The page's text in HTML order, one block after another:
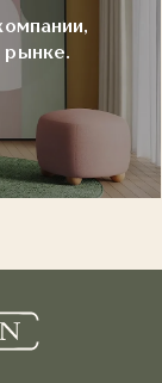
рынке.